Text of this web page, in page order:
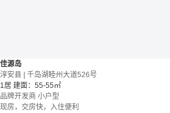
佳源岛
淳安县 | 千岛湖睦州大道526号
1居 建面：55-55㎡
品牌开发商 小户型
现房，交房快，入住便利